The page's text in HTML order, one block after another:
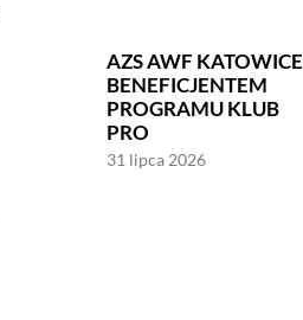
AZS AWF KATOWICE
BENEFICJENTEM
PROGRAMU KLUB
PRO
31 lipca 2026